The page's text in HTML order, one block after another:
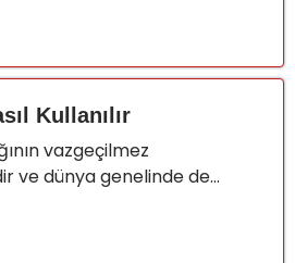
Kullanılır
vazgeçilmez
ve dünya genelinde de...